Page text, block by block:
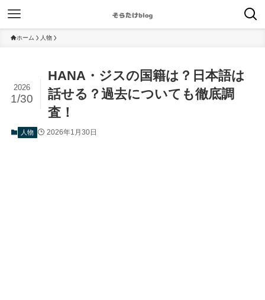
ホーム 人物
HANA・ジスの国籍は？日本語は
話せる？過去についても徹底調
査！
2026
1/30
人物 2026年1月30日